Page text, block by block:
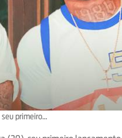
primeiro…